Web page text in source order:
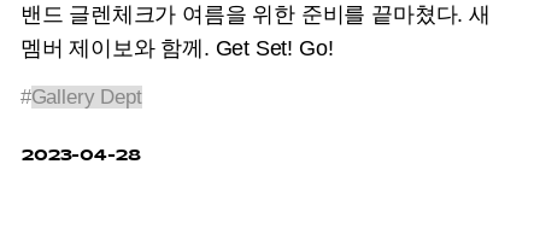
밴드 글렌체크가 여름을 위한 준비를 끝마쳤다. 새
멤버 제이보와 함께. Get Set! Go!
#Gallery Dept
2023-04-28